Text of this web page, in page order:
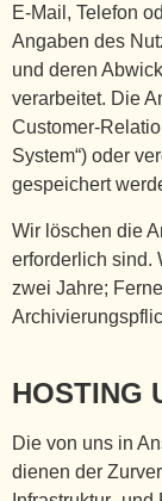
E-Mail, Telefon
Angaben des
und deren
verarbeitet. Die
Customer-
System“) oder
gespeichert
Wir löschen die
erforderlich sind.
zwei Jahre;
HOSTING
Die von uns in
dienen der